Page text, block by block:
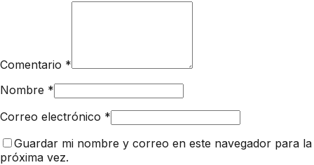
Comentario *
Nombre *
Correo electrónico *
Guardar mi nombre y correo en este navegador para la
próxima vez.